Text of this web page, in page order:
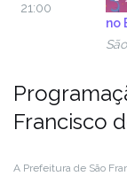
21:00
no
Francisco
A Prefeitura de São